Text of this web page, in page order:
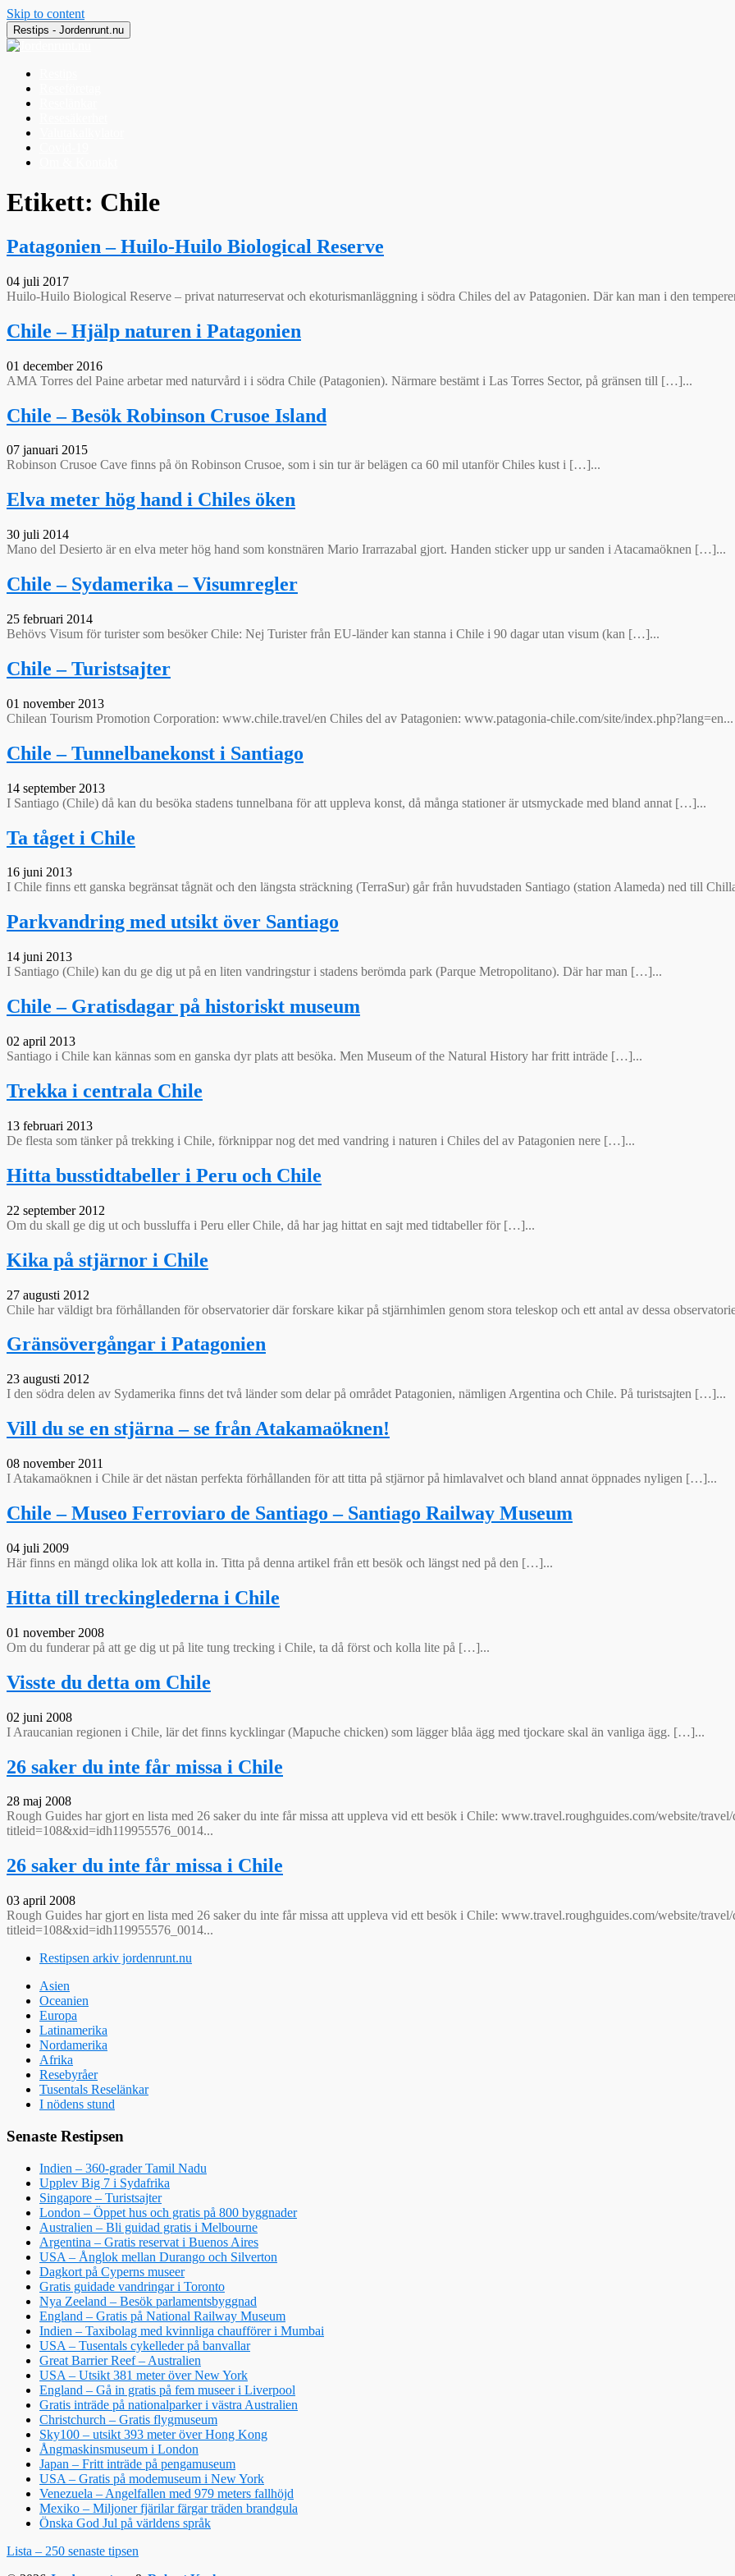
Skip to content
Restips - Jordenrunt.nu
Jordenrunt.nu
Tusen Restips från hela världen
Etikett: Chile
Patagonien – Huilo-Huilo Biological Reserve
04 juli 2017
Huilo-Huilo Biological Reserve – privat naturreservat och ekoturismanläggning i södra Chiles del av Patagonien. Där kan man i den
Chile – Hjälp naturen i Patagonien
01 december 2016
AMA Torres del Paine arbetar med naturvård i i södra Chile (Patagonien). Närmare bestämt i Las Torres Sector, på gränsen till […]...
Chile – Besök Robinson Crusoe Island
07 januari 2015
Robinson Crusoe Cave finns på ön Robinson Crusoe, som i sin tur är belägen ca 60 mil utanför Chiles kust i […]...
Elva meter hög hand i Chiles öken
30 juli 2014
Mano del Desierto är en elva meter hög hand som konstnären Mario Irarrazabal gjort. Handen sticker upp ur sanden i Atacamaöknen […]...
Chile – Sydamerika – Visumregler
25 februari 2014
Behövs Visum för turister som besöker Chile: Nej Turister från EU-länder kan stanna i Chile i 90 dagar utan visum (kan […]...
Chile – Turistsajter
01 november 2013
Chilean Tourism Promotion Corporation: www.chile.travel/en Chiles del av Patagonien: www.patagonia-chile.com/site/index.php?lang=en...
Chile – Tunnelbanekonst i Santiago
14 september 2013
I Santiago (Chile) då kan du besöka stadens tunnelbana för att uppleva konst, då många stationer är utsmyckade med bland annat […]...
Ta tåget i Chile
16 juni 2013
I Chile finns ett ganska begränsat tågnät och den längsta sträckning (TerraSur) går från huvudstaden Santiago (station Alameda) ned till
Parkvandring med utsikt över Santiago
14 juni 2013
I Santiago (Chile) kan du ge dig ut på en liten vandringstur i stadens berömda park (Parque Metropolitano). Där har man […]...
Chile – Gratisdagar på historiskt museum
02 april 2013
Santiago i Chile kan kännas som en ganska dyr plats att besöka. Men Museum of the Natural History har fritt inträde […]...
Trekka i centrala Chile
13 februari 2013
De flesta som tänker på trekking i Chile, förknippar nog det med vandring i naturen i Chiles del av Patagonien nere […]...
Hitta busstidtabeller i Peru och Chile
22 september 2012
Om du skall ge dig ut och bussluffa i Peru eller Chile, då har jag hittat en sajt med tidtabeller för […]...
Kika på stjärnor i Chile
27 augusti 2012
Chile har väldigt bra förhållanden för observatorier där forskare kikar på stjärnhimlen genom stora teleskop och ett antal av dessa
Gränsövergångar i Patagonien
23 augusti 2012
I den södra delen av Sydamerika finns det två länder som delar på området Patagonien, nämligen Argentina och Chile. På turistsajten […]...
Vill du se en stjärna – se från Atakamaöknen!
08 november 2011
I Atakamaöknen i Chile är det nästan perfekta förhållanden för att titta på stjärnor på himlavalvet och bland annat öppnades nyligen […]...
Chile – Museo Ferroviaro de Santiago – Santiago Railway Museum
04 juli 2009
Här finns en mängd olika lok att kolla in. Titta på denna artikel från ett besök och längst ned på den […]...
Hitta till treckinglederna i Chile
01 november 2008
Om du funderar på att ge dig ut på lite tung trecking i Chile, ta då först och kolla lite på […]...
Visste du detta om Chile
02 juni 2008
I Araucanian regionen i Chile, lär det finns kycklingar (Mapuche chicken) som lägger blåa ägg med tjockare skal än vanliga ägg. […]...
26 saker du inte får missa i Chile
28 maj 2008
Rough Guides har gjort en lista med 26 saker du inte får missa att uppleva vid ett besök i Chile: www.travel.roughguides.com/website/
titleid=108&xid=idh119955576_0014...
26 saker du inte får missa i Chile
03 april 2008
Rough Guides har gjort en lista med 26 saker du inte får missa att uppleva vid ett besök i Chile: www.travel.roughguides.com/website/
titleid=108&xid=idh119955576_0014...
Restipsen arkiv jordenrunt.nu
Asien
Oceanien
Europa
Latinamerika
Nordamerika
Afrika
Resebyråer
Tusentals Reselänkar
I nödens stund
Senaste Restipsen
Indien – 360-grader Tamil Nadu
Upplev Big 7 i Sydafrika
Singapore – Turistsajter
London – Öppet hus och gratis på 800 byggnader
Australien – Bli guidad gratis i Melbourne
Argentina – Gratis reservat i Buenos Aires
USA – Ånglok mellan Durango och Silverton
Dagkort på Cyperns museer
Gratis guidade vandringar i Toronto
Nya Zeeland – Besök parlamentsbyggnad
England – Gratis på National Railway Museum
Indien – Taxibolag med kvinnliga chaufförer i Mumbai
USA – Tusentals cykelleder på banvallar
Great Barrier Reef – Australien
USA – Utsikt 381 meter över New York
England – Gå in gratis på fem museer i Liverpool
Gratis inträde på nationalparker i västra Australien
Christchurch – Gratis flygmuseum
Sky100 – utsikt 393 meter över Hong Kong
Ångmaskinsmuseum i London
Japan – Fritt inträde på pengamuseum
USA – Gratis på modemuseum i New York
Venezuela – Angelfallen med 979 meters fallhöjd
Mexiko – Miljoner fjärilar färgar träden brandgula
Önska God Jul på världens språk
Lista – 250 senaste tipsen